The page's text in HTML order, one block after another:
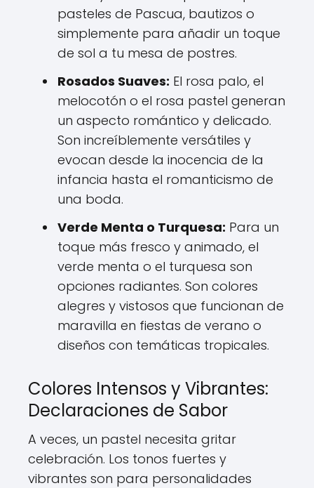
pasteles de Pascua, bautizos o
simplemente para añadir un toque
de sol a tu mesa de postres.
Rosados Suaves: El rosa palo, el
melocotón o el rosa pastel generan
un aspecto romántico y delicado.
Son increíblemente versátiles y
evocan desde la inocencia de la
infancia hasta el romanticismo de
una boda.
Verde Menta o Turquesa: Para un
toque más fresco y animado, el
verde menta o el turquesa son
opciones radiantes. Son colores
alegres y vistosos que funcionan de
maravilla en fiestas de verano o
diseños con temáticas tropicales.
Colores Intensos y Vibrantes:
Declaraciones de Sabor
A veces, un pastel necesita gritar
celebración. Los tonos fuertes y
vibrantes son para personalidades